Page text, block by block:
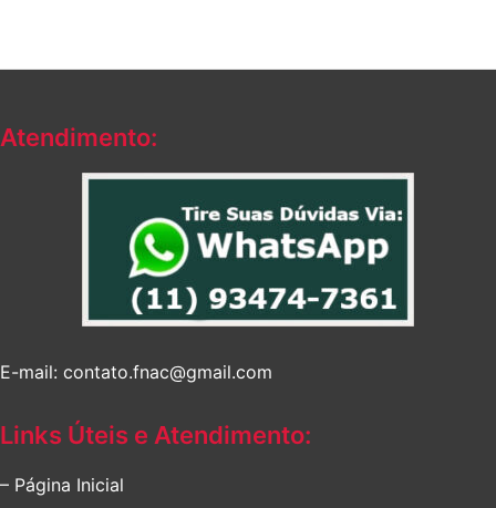
Atendimento:
E-mail: contato.fnac@gmail.com
Links Úteis e Atendimento:
– Página Inicial